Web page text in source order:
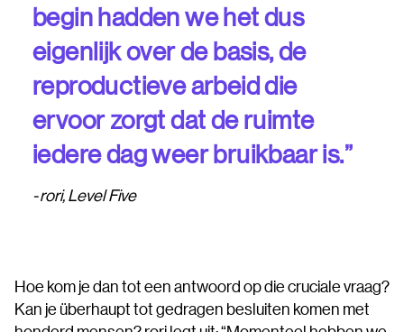
begin hadden we het dus
eigenlijk over de basis, de
reproductieve arbeid die
ervoor zorgt dat de ruimte
iedere dag weer bruikbaar is.”
rori, Level Five
Hoe kom je dan tot een antwoord op die cruciale vraag?
Kan je überhaupt tot gedragen besluiten komen met